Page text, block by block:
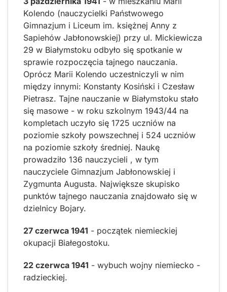
Kolendo (nauczycielki Państwowego
Gimnazjum i Liceum im. księżnej Anny z
Sapiehów Jabłonowskiej) przy ul. Mickiewicza
29 w Białymstoku odbyło się spotkanie w
sprawie rozpoczęcia tajnego nauczania.
Oprócz Marii Kolendo uczestniczyli w nim
między innymi: Konstanty Kosiński i Czesław
Pietrasz. Tajne nauczanie w Białymstoku stało
się masowe - w roku szkolnym 1943/44 na
kompletach uczyło się 1725 uczniów na
poziomie szkoły powszechnej i 524 uczniów
na poziomie szkoły średniej. Naukę
prowadziło 136 nauczycieli , w tym
nauczyciele Gimnazjum Jabłonowskiej i
Zygmunta Augusta. Największe skupisko
punktów tajnego nauczania znajdowało się w
dzielnicy Bojary.
27 czerwca 1941 - początek niemieckiej
okupacji Białegostoku.
22 czerwca 1941 - wybuch wojny niemiecko -
radzieckiej.